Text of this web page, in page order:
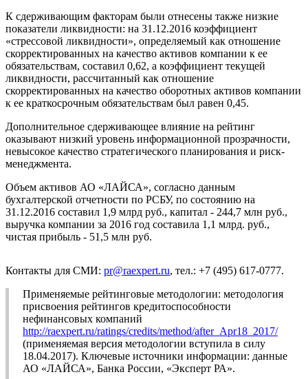
К сдерживающим факторам были отнесены также низкие
показатели ликвидности: на 31.12.2016 коэффициент
«стрессовой ликвидности», определяемый как отношение
скорректированных на качество активов компании к ее
обязательствам, составил 0,62, а коэффициент текущей
ликвидности, рассчитанный как отношение
скорректированных на качество оборотных активов компании
к ее краткосрочным обязательствам был равен 0,45.
Дополнительное сдерживающее влияние на рейтинг
оказывают низкий уровень информационной прозрачности,
невысокое качество стратегического планирования и риск-
менеджмента.
Объем активов АО «ЛАЙСА», согласно данным
бухгалтерской отчетности по РСБУ, по состоянию на
31.12.2016 составил 1,9 млрд руб., капитал - 244,7 млн руб.,
выручка компании за 2016 год составила 1,1 млрд. руб.,
чистая прибыль - 51,5 млн руб.
Контакты для СМИ: pr@raexpert.ru, тел.: +7 (495) 617-0777.
Применяемые рейтинговые методологии: методология
присвоения рейтингов кредитоспособности
нефинансовых компаний
http://raexpert.ru/ratings/credits/method/after_Apr18_2017/
(применяемая версия методологии вступила в силу
18.04.2017). Ключевые источники информации: данные
АО «ЛАЙСА», Банка России, «Эксперт РА».